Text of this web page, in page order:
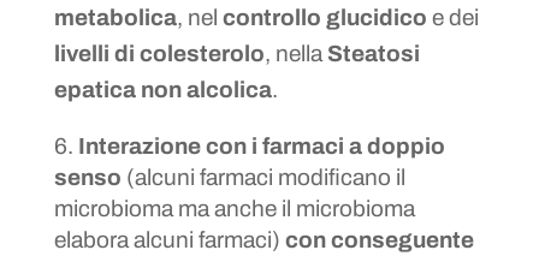
metabolica, nel controllo glucidico e dei
livelli di colesterolo, nella Steatosi
epatica non alcolica.
Interazione con i farmaci a doppio
senso (alcuni farmaci modificano il
microbioma ma anche il microbioma
elabora alcuni farmaci) con conseguente